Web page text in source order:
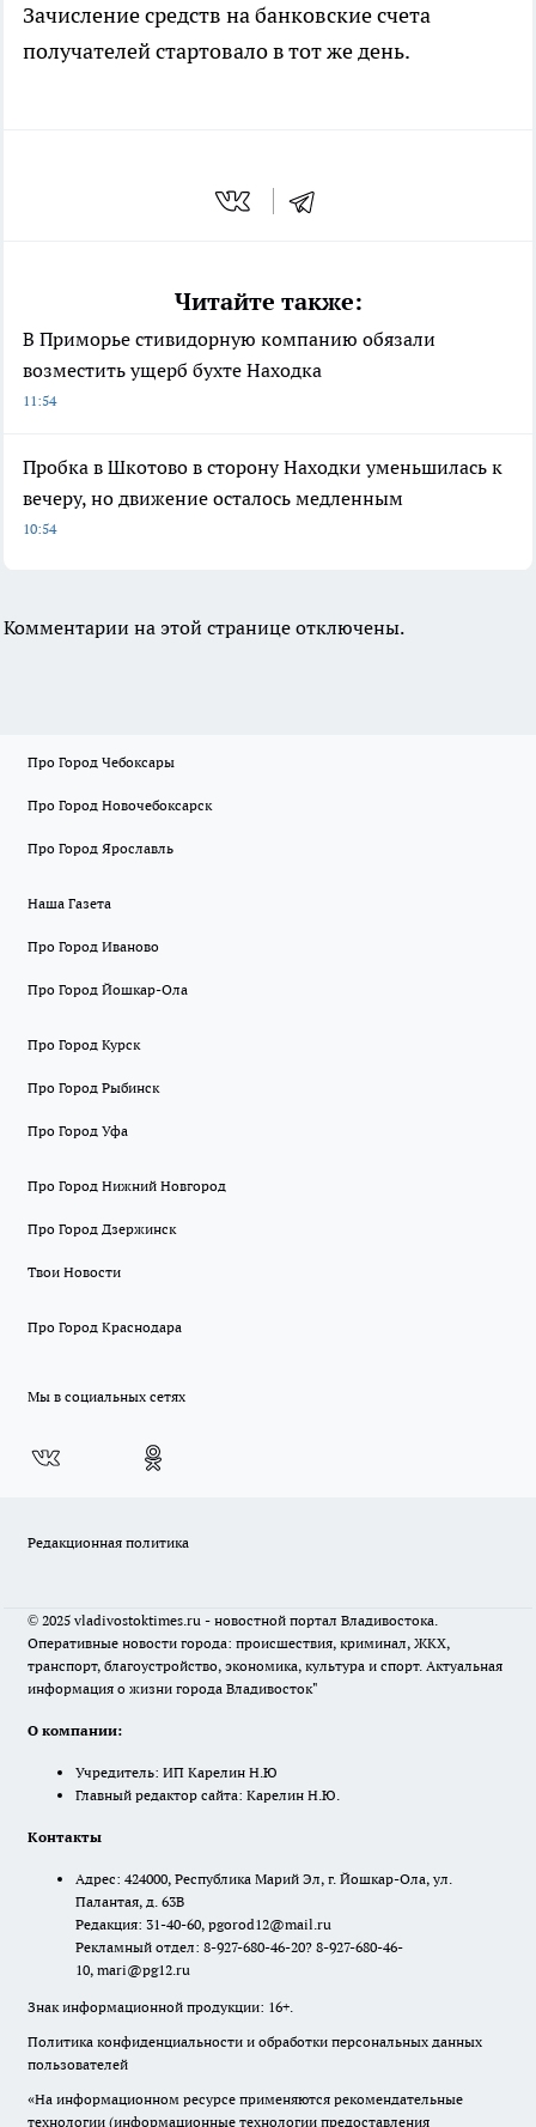
Зачисление средств на банковские счета
получателей стартовало в тот же день.
Читайте также:
В Приморье стивидорную компанию обязали
возместить ущерб бухте Находка
11:54
Пробка в Шкотово в сторону Находки уменьшилась к
вечеру, но движение осталось медленным
10:54
Комментарии на этой странице отключены.
Про Город Чебоксары
Про Город Новочебоксарск
Про Город Ярославль
Наша Газета
Про Город Иваново
Про Город Йошкар-Ола
Про Город Курск
Про Город Рыбинск
Про Город Уфа
Про Город Нижний Новгород
Про Город Дзержинск
Твои Новости
Про Город Краснодара
Мы в социальных сетях
Редакционная политика
© 2025 vladivostoktimes.ru - новостной портал Владивостока.
Оперативные новости города: происшествия, криминал, ЖКХ,
транспорт, благоустройство, экономика, культура и спорт. Актуальная
информация о жизни города Владивосток"
О компании:
Учредитель: ИП Карелин Н.Ю
Главный редактор сайта: Карелин Н.Ю.
Контакты
Адрес: 424000, Республика Марий Эл, г. Йошкар-Ола, ул.
Палантая, д. 63В
Редакция: 31-40-60, pgorod12@mail.ru
Рекламный отдел: 8-927-680-46-20? 8-927-680-46-
10, mari@pg12.ru
Знак информационной продукции: 16+.
Политика конфиденциальности и обработки персональных данных
пользователей
«На информационном ресурсе применяются рекомендательные
технологии (информационные технологии предоставления